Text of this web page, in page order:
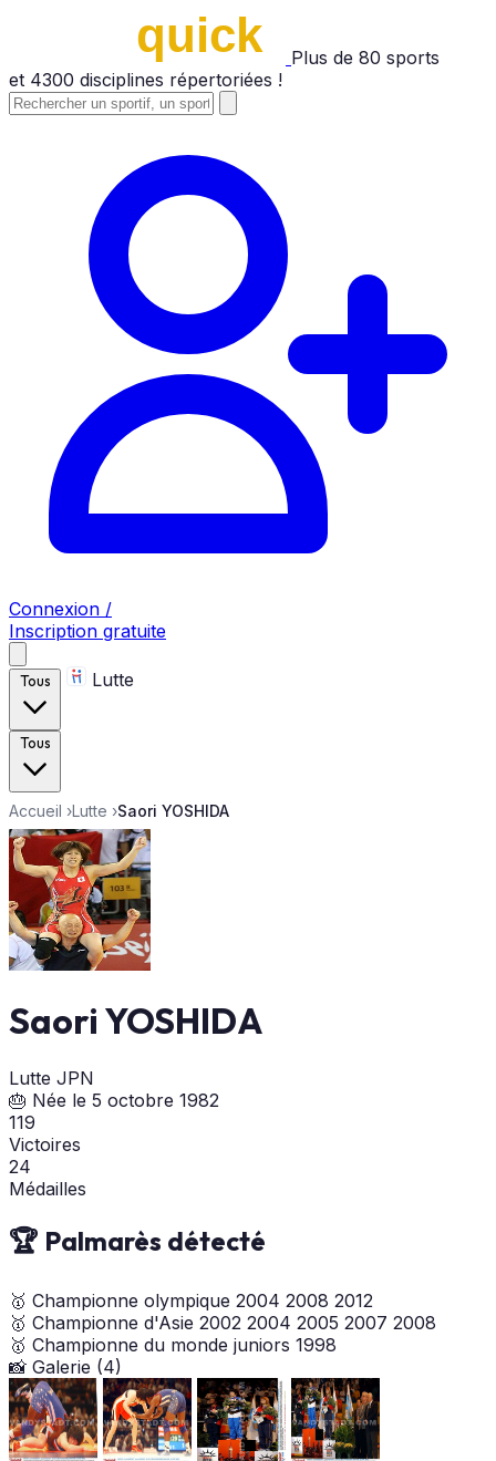
Plus de 80 sports
et 4300 disciplines répertoriées !
Connexion /
Inscription gratuite
Tous Lutte
Tous
Accueil ›Lutte ›Saori YOSHIDA
Saori YOSHIDA
Lutte JPN
🎂 Née le 5 octobre 1982
119
Victoires
24
Médailles
🏆 Palmarès détecté
🥇 Championne olympique 2004 2008 2012
🥇 Championne d'Asie 2002 2004 2005 2007 2008
🥇 Championne du monde juniors 1998
📸 Galerie (4)